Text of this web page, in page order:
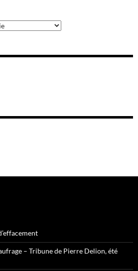
– Tribune de Pierre Delion, été